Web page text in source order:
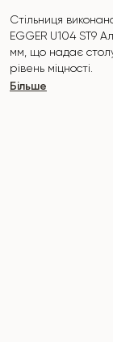
Стільниця
EGGER U104 ST9
мм, що надає
рівень міцності.
Більше